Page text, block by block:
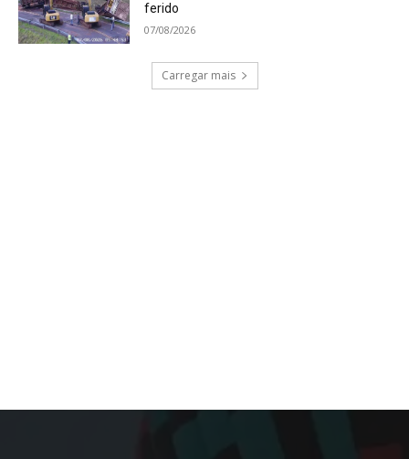
ferido
07/08/2026
Carregar mais